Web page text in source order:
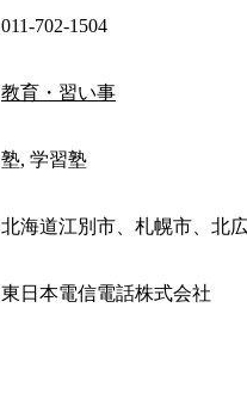
011-702-1504
教育・習い事
塾, 学習塾
北海道江別市、札幌市、北
東日本電信電話株式会社